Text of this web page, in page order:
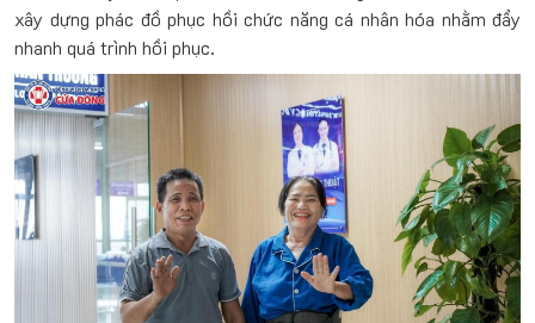
xây dựng phác đồ phục hồi chức năng cá nhân hóa nhằm đẩy
nhanh quá trình hồi phục.